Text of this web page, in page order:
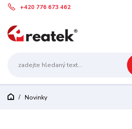
+420 776 673 462
Novinky